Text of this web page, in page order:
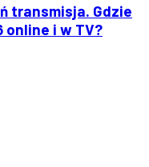
transmisja. Gdzie
online i w TV?